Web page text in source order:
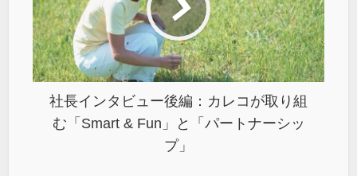
社長インタビュー後編：カレコが取り組
む「Smart & Fun」と「パートナーシッ
プ」